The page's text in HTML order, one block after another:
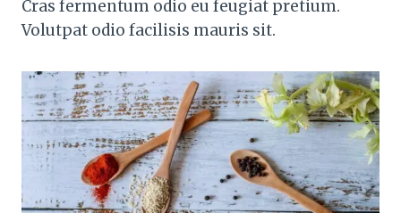
Cras fermentum odio eu feugiat pretium.
Volutpat odio facilisis mauris sit.